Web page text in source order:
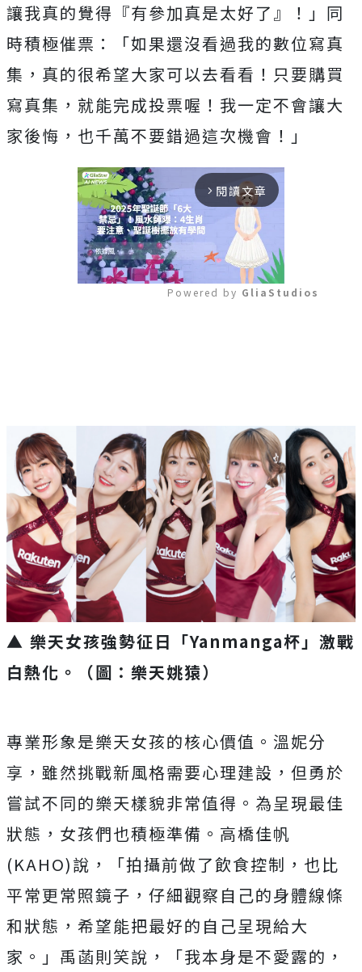
讓我真的覺得『有參加真是太好了』！」同
時積極催票：「如果還沒看過我的數位寫真
集，真的很希望大家可以去看看！只要購買
寫真集，就能完成投票喔！我一定不會讓大
家後悔，也千萬不要錯過這次機會！」
arrow_forward_ios 閱讀文章
Powered by GliaStudios
▲ 樂天女孩強勢征日「Yanmanga杯」激戰
白熱化 。 （圖：樂天姚猿）
專業形象是樂天女孩的核心價值。溫妮分
享，雖然挑戰新風格需要心理建設，但勇於
嘗試不同的樂天樣貌非常值得。為呈現最佳
狀態，女孩們也積極準備。高橋佳帆
(KAHO)說，「拍攝前做了飲食控制，也比
平常更常照鏡子，仔細觀察自己的身體線條
和狀態，希望能把最好的自己呈現給大
家。」禹菡則笑說，「我本身是不愛露的，